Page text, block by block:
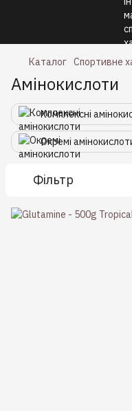
Каталог Спортивне
Амінокислоти
Комплексні
Окремі
Фільтр